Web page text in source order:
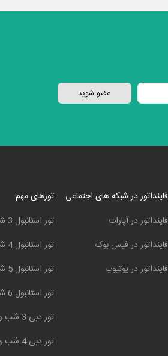
فاینداتور در شبکه های اجتماعی
فاینداتور در آپارات
فاینداتور در فیس بوک
فاینداتور در یوتیوب
تورهای مهم
تور استانبول 3 شب و 4 روز
تور استانبول 4 شب و 5 روز
تور استانبول 5 شب و 6 روز
تور استانبول 6 شب و 7 روز
تور دبی 3 شب و 4 روز
تور دبی 4 شب و 5 روز